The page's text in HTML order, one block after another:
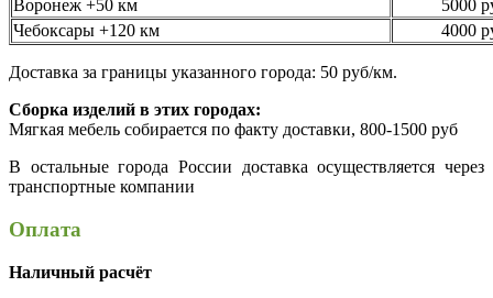
Воронеж +50 км
5000
Чебоксары +120 км
4000
Доставка за границы указанного города: 50 руб/км.
Сборка изделий в этих городах:
Мягкая мебель собирается по факту доставки, 800-1500 руб
В остальные города России доставка осуществляется через
транспортные компании
Оплата
Наличный расчёт